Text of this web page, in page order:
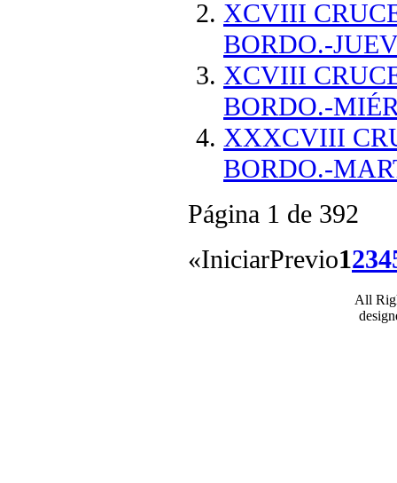
XCVIII
BORDO.-
XCVIII
BORDO.-
XXXCVIII
BORDO.-
Página 1 de 392
«IniciarPrevio1234
All